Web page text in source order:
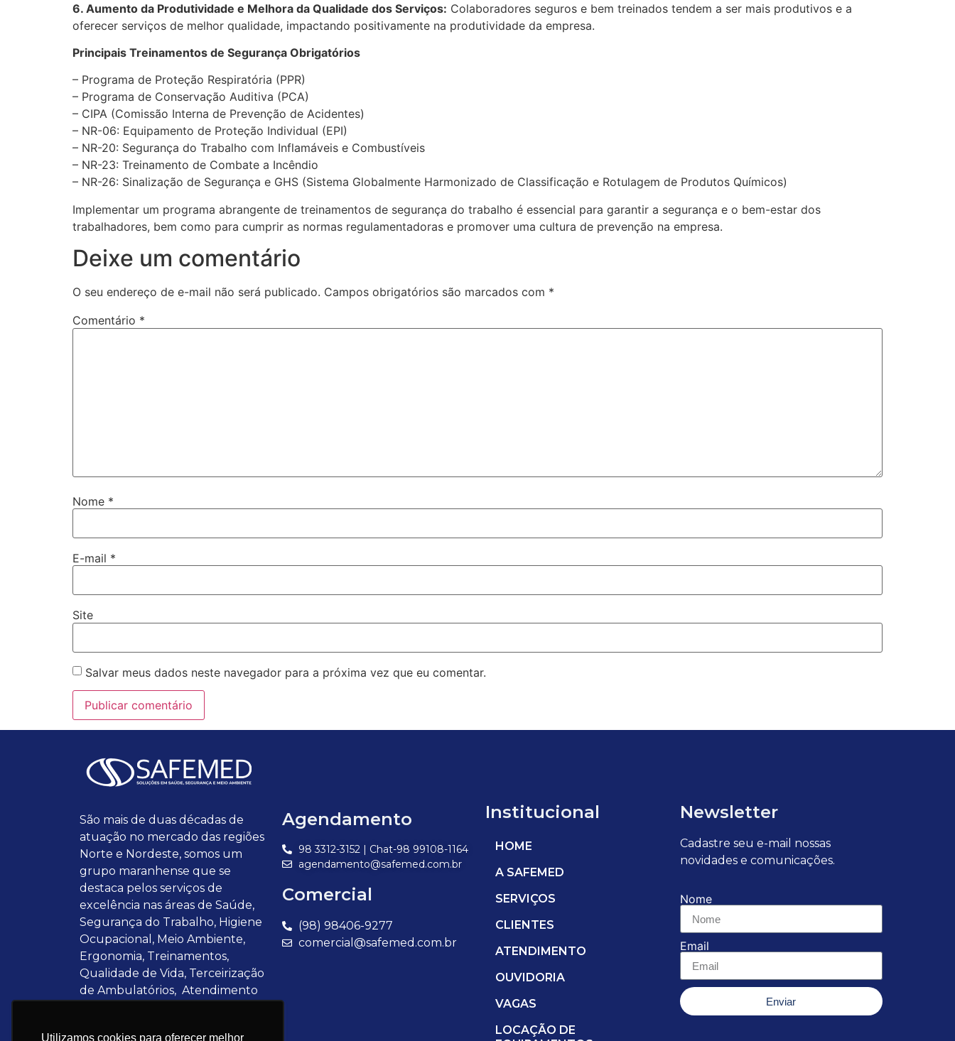
Utilizamos cookies para oferecer melhor
6. Aumento da Produtividade e Melhora da Qualidade dos Serviços: Colaboradores seguros e bem treinados tendem a ser mais produtivos e a
oferecer serviços de melhor qualidade, impactando positivamente na produtividade da empresa.
Principais Treinamentos de Segurança Obrigatórios
– Programa de Proteção Respiratória (PPR)
– Programa de Conservação Auditiva (PCA)
– CIPA (Comissão Interna de Prevenção de Acidentes)
– NR-06: Equipamento de Proteção Individual (EPI)
– NR-20: Segurança do Trabalho com Inflamáveis e Combustíveis
– NR-23: Treinamento de Combate a Incêndio
– NR-26: Sinalização de Segurança e GHS (Sistema Globalmente Harmonizado de Classificação e Rotulagem de Produtos Químicos)
Implementar um programa abrangente de treinamentos de segurança do trabalho é essencial para garantir a segurança e o bem-estar dos
trabalhadores, bem como para cumprir as normas regulamentadoras e promover uma cultura de prevenção na empresa.
Deixe um comentário
O seu endereço de e-mail não será publicado. Campos obrigatórios são marcados com *
Comentário *
Nome *
E-mail *
Site
Salvar meus dados neste navegador para a próxima vez que eu comentar.
São mais de duas décadas de
atuação no mercado das regiões
Norte e Nordeste, somos um
grupo maranhense que se
destaca pelos serviços de
excelência nas áreas de Saúde,
Segurança do Trabalho, Higiene
Ocupacional, Meio Ambiente,
Ergonomia, Treinamentos,
Qualidade de Vida, Terceirização
de Ambulatórios, Atendimento
Agendamento
98 3312-3152 | Chat-98 99108-1164
agendamento@safemed.com.br
Comercial
(98) 98406-9277
comercial@safemed.com.br
Institucional
HOME
A SAFEMED
SERVIÇOS
CLIENTES
ATENDIMENTO
OUVIDORIA
VAGAS
LOCAÇÃO DE
Newsletter
Cadastre seu e-mail nossas
novidades e comunicações.
Nome
Email
Enviar